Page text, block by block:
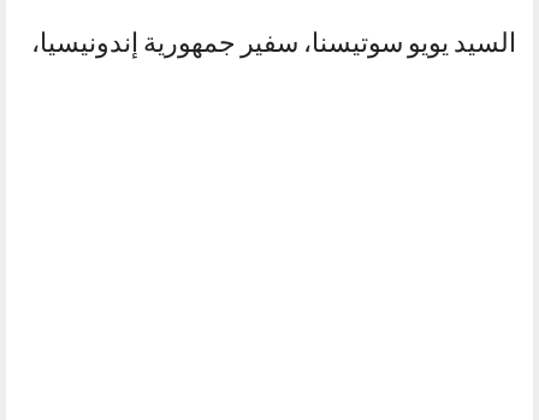
السيد يويو سوتيسنا، سفير جمهورية إندونيسيا،